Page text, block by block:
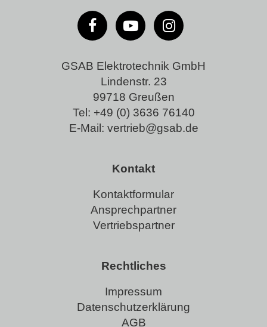
GSAB Elektrotechnik GmbH
Lindenstr. 23
99718 Greußen
Tel: +49 (0) 3636 76140
E-Mail: vertrieb@gsab.de
Kontakt
Kontaktformular
Ansprechpartner
Vertriebspartner
Rechtliches
Impressum
Datenschutzerklärung
AGB